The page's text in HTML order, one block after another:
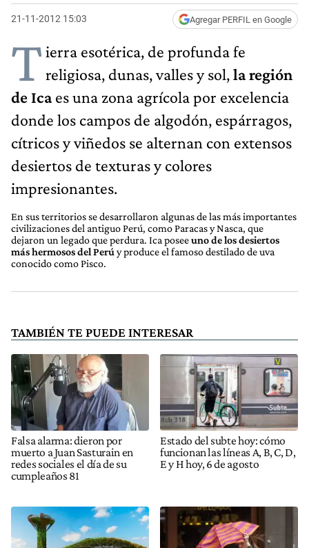
21-11-2012 15:03 Agregar PERFIL en Google
Tierra esotérica, de profunda fe
religiosa, dunas, valles y sol,la región
de Icaes una zona agrícola por excelencia
donde los campos de algodón, espárragos,
cítricos y viñedos se alternan con extensos
desiertos de texturas y colores
impresionantes.
En sus territorios se desarrollaron algunas de las más importantes
civilizaciones del antiguo Perú, como Paracas y Nasca, que
dejaron un legado que perdura. Ica poseeuno de los desiertos
más hermosos del Perú y produce el famoso destilado de uva
conocido como Pisco.
TAMBIÉN TE PUEDE INTERESAR
Falsa alarma: dieron por
muerto a Juan Sasturain en
redes sociales el día de su
cumpleaños 81
Estado del subte hoy: cómo
funcionan las líneas A, B, C, D,
E y H hoy, 6 de agosto